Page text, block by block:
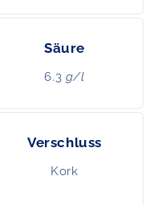
Säure
6.3 g/l
Verschluss
Kork